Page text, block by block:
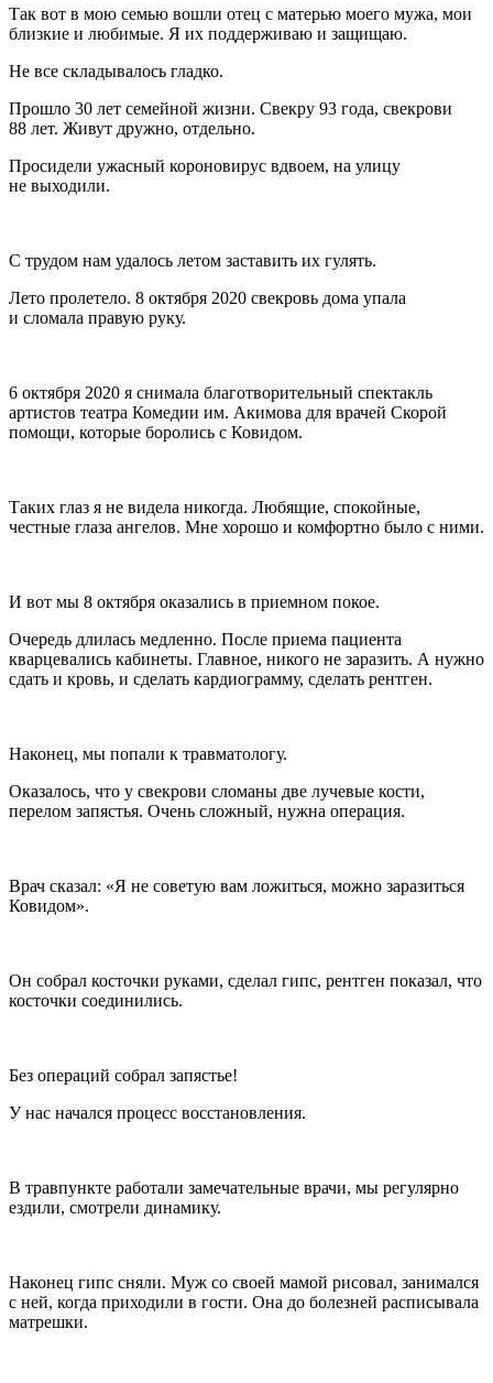
Так вот в мою семью вошли отец с матерью моего мужа, мои
близкие и любимые. Я их поддерживаю и защищаю.
Не все складывалось гладко.
Прошло 30 лет семейной жизни. Свекру 93 года, свекрови
88 лет. Живут дружно, отдельно.
Просидели ужасный короновирус вдвоем, на улицу
не выходили.
С трудом нам удалось летом заставить их гулять.
Лето пролетело. 8 октября 2020 свекровь дома упала
и сломала правую руку.
6 октября 2020 я снимала благотворительный спектакль
артистов театра Комедии им. Акимова для врачей Скорой
помощи, которые боролись с Ковидом.
Таких глаз я не видела никогда. Любящие, спокойные,
честные глаза ангелов. Мне хорошо и комфортно было с ними.
И вот мы 8 октября оказались в приемном покое.
Очередь длилась медленно. После приема пациента
кварцевались кабинеты. Главное, никого не заразить. А нужно
сдать и кровь, и сделать кардиограмму, сделать рентген.
Наконец, мы попали к травматологу.
Оказалось, что у свекрови сломаны две лучевые кости,
перелом запястья. Очень сложный, нужна операция.
Врач сказал: «Я не советую вам ложиться, можно заразиться
Ковидом».
Он собрал косточки руками, сделал гипс, рентген показал, что
косточки соединились.
Без операций собрал запястье!
У нас начался процесс восстановления.
В травпункте работали замечательные врачи, мы регулярно
ездили, смотрели динамику.
Наконец гипс сняли. Муж со своей мамой рисовал, занимался
с ней, когда приходили в гости. Она до болезней расписывала
матрешки.